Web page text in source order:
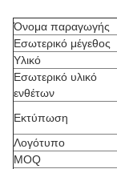
Όνομα παραγωγής
Εσωτερικό μέγεθος
Υλικό
Εσωτερικό υλικό
ενθέτων
Εκτύπωση
Λογότυπο
MOQ